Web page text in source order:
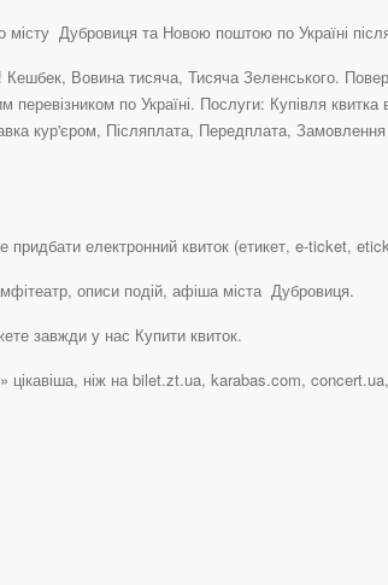
місту Дубровиця та Новою поштою по Україні
Вовина тисяча, Тисяча Зеленського.
по Україні. Послуги: Купівля
кур'єром, Післяплата, Передплата,
електронний квиток (етикет, e-ticket,
описи подій, афіша міста Дубровиця.
завжди у нас Купити квиток.
цікавіша, ніж на bilet.zt.ua, karabas.com,